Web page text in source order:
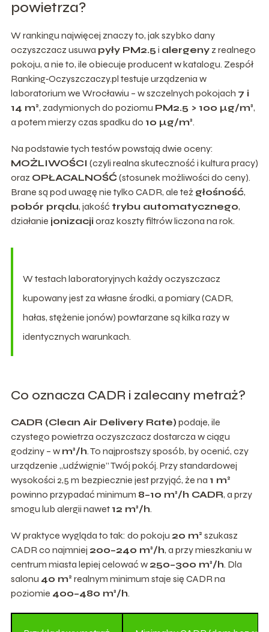
powietrza?
W rankingu najwięcej znaczy to, jak szybko dany
oczyszczacz usuwa pyły PM2.5 i alergenyz realnego
pokoju, a nie to, ile obiecuje producent w katalogu. Zespół
Ranking‑Oczyszczaczy.pl testuje urządzenia w
laboratorium we Wrocławiu – w szczelnych pokojach 7 i
14 m², zadymionych do poziomu PM2.5 > 100 µg/m³,
a potem mierzy czas spadku do 10 µg/m³.
Na podstawie tych testów powstają dwie oceny:
MOŻLIWOŚCI (czyli realna skuteczność i kultura pracy)
oraz OPŁACALNOŚĆ(stosunek możliwości do ceny).
Brane są pod uwagę nie tylko CADR, ale też głośność,
pobór prądu, jakość trybu automatycznego,
działanie jonizacji oraz koszty filtrów liczona na rok.
W testach laboratoryjnych każdy oczyszczacz
kupowany jest za własne środki, a pomiary (CADR,
hałas, stężenie jonów) powtarzane są kilka razy w
identycznych warunkach.
Co oznacza CADR i zalecany metraż?
CADR (Clean Air Delivery Rate) podaje, ile
czystego powietrza oczyszczacz dostarcza w ciągu
godziny – w m³/h. To najprostszy sposób, by ocenić, czy
urządzenie „udźwignie” Twój pokój. Przy standardowej
wysokości 2,5 m bezpiecznie jest przyjąć, że na 1 m²
powinno przypadać minimum 8–10 m³/h CADR, a przy
smogu lub alergii nawet 12 m³/h.
W praktyce wygląda to tak: do pokoju 20 m² szukasz
CADR co najmniej 200–240 m³/h, a przy mieszkaniu w
centrum miasta lepiej celować w 250–300 m³/h. Dla
salonu 40 m² realnym minimum staje się CADR na
poziomie 400–480 m³/h.